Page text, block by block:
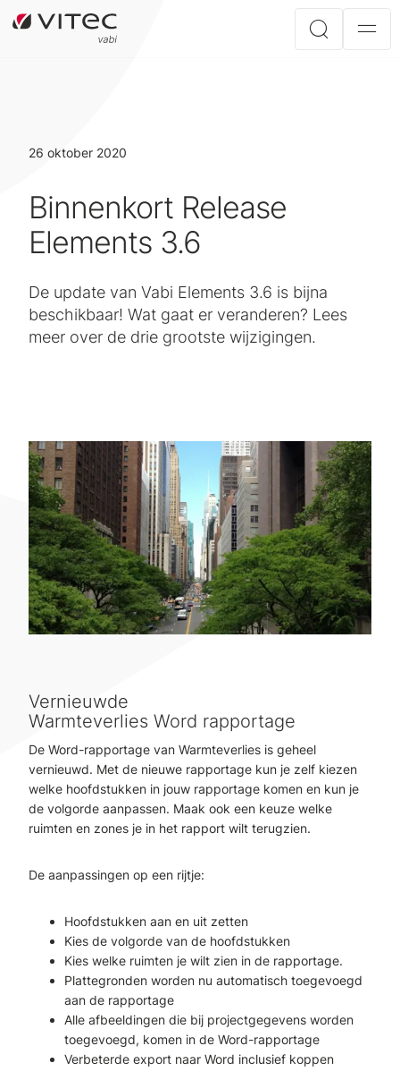
26 oktober 2020
Binnenkort Release
Elements 3.6
De update van Vabi Elements 3.6 is bijna
beschikbaar! Wat gaat er veranderen? Lees
meer over de drie grootste wijzigingen.
Vernieuwde
Warmteverlies Word rapportage
De Word-rapportage van Warmteverlies is geheel
vernieuwd. Met de nieuwe rapportage kun je zelf kiezen
welke hoofdstukken in jouw rapportage komen en kun je
de volgorde aanpassen. Maak ook een keuze welke
ruimten en zones je in het rapport wilt terugzien.
De aanpassingen op een rijtje:
Hoofdstukken aan en uit zetten
Kies de volgorde van de hoofdstukken
Kies welke ruimten je wilt zien in de rapportage.
Plattegronden worden nu automatisch toegevoegd
aan de rapportage
Alle afbeeldingen die bij projectgegevens worden
toegevoegd, komen in de Word-rapportage
Verbeterde export naar Word inclusief koppen